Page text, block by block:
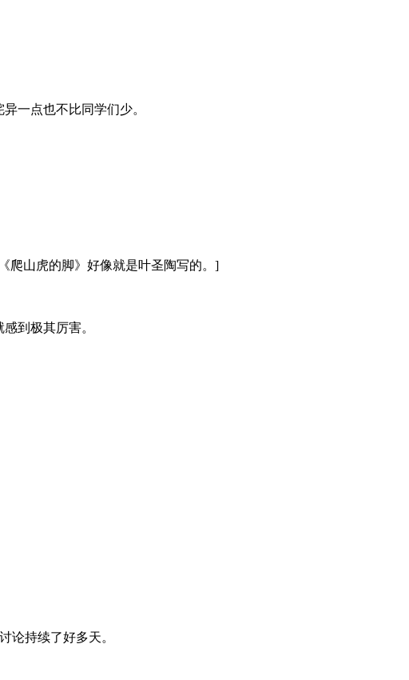
一点也不比同学们少。
爬山虎的脚》好像就是叶圣陶写的。]
到极其厉害。
论持续了好多天。